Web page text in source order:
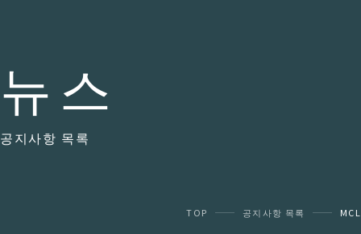
뉴스
공지사항 목록
TOP 공지사항 목록 MCL